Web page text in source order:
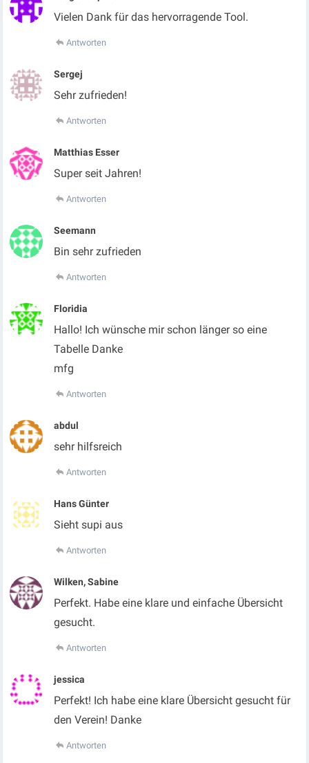
Vielen Dank für das hervorragende Tool.
Antworten
Sergej
Sehr zufrieden!
Antworten
Matthias Esser
Super seit Jahren!
Antworten
Seemann
Bin sehr zufrieden
Antworten
Floridia
Hallo! Ich wünsche mir schon länger so eine
Tabelle Danke
mfg
Antworten
abdul
sehr hilfsreich
Antworten
Hans Günter
Sieht supi aus
Antworten
Wilken, Sabine
Perfekt. Habe eine klare und einfache Übersicht
gesucht.
Antworten
jessica
Perfekt! Ich habe eine klare Übersicht gesucht für
den Verein! Danke
Antworten